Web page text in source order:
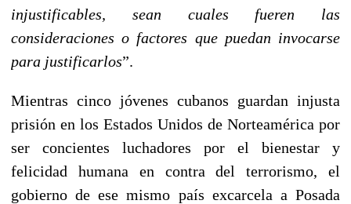
injustificables, sean cuales fueren las
consideraciones o factores que puedan invocarse
para justificarlos”.
Mientras cinco jóvenes cubanos guardan injusta
prisión en los Estados Unidos de Norteamérica por
ser concientes luchadores por el bienestar y
felicidad humana en contra del terrorismo, el
gobierno de ese mismo país excarcela a Posada